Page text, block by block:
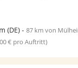
(DE)- 87 km von
€ pro Auftritt)